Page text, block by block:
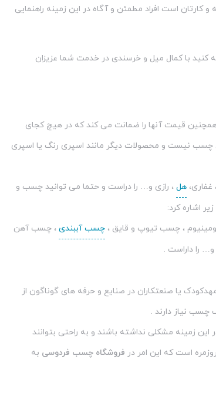
است افراد مطمئن و آگاه در این زمینه راهنمایی
کنید با کمال میل و خرسندی در خدمت شما عزیزان
قیمت آنها را ضمانت می کند که در هیچ کجای
چسب نیست و محصولات دیگر مانند اسپری رنگ یا اسپری
غفاری،هل ، رازی و… را دراست و حتما می توانید چسب و
اشاره کرد:
، چسب تیوپ و قایق ،چسب آببندی ، چسب آهن
را داراست .
یا صنعتکاران در صنایع و حرفه های گوناگون از
چسب نیاز دارند .
زمینه مشکلی نداشته باشند و به راحتی بتوانند
است که این امر در فروشگاه چسب فردوسی به